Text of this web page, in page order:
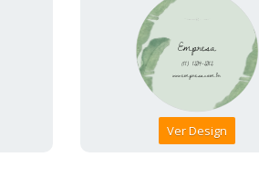
Ver Design